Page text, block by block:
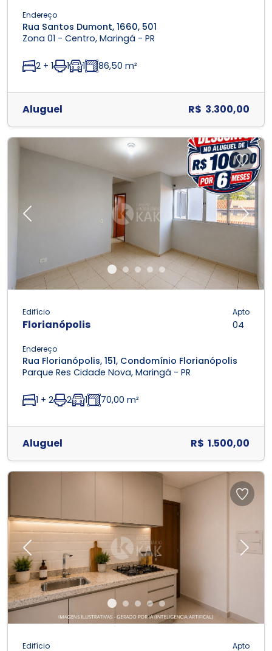
Endereço
Rua Santos Dumont, 1660, 501
Zona 01 - Centro, Maringá - PR
2 + 1 1 1 86,50 m²
Aluguel R$ 3.300,00
Previous Next
Edifício
Florianópolis
Apto
04
Endereço
Rua Florianópolis, 151, Condomínio Florianópolis
Parque Res Cidade Nova, Maringá - PR
1 + 2 2 1 70,00 m²
Aluguel R$ 1.500,00
Previous Next
Edifício Apto